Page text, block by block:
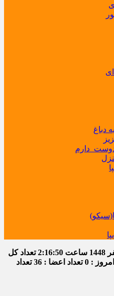
دباغ
ساعت 2:16:51تعداد کل
: 0 تعداد اعضا : 36
تعداد